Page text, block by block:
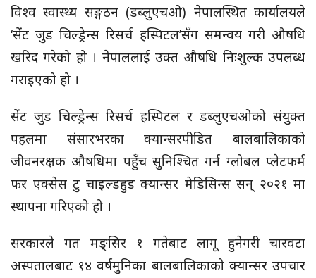
विश्व स्वास्थ्य सङ्गठन (डब्लुएचओ) नेपालस्थित कार्यालयले
‘सेंट जुड चिल्ड्रेन्स रिसर्च हस्पिटल’सँगसमन्वय गरी औषधि
खरिद गरेको हो । नेपाललाई उक्त औषधि निःशुल्क उपलब्ध
गराइएको हो ।
सेंट जुड चिल्ड्रेन्स रिसर्च हस्पिटल र डब्लुएचओको संयुक्त
पहलमा संसारभरका क्यान्सरपीडित बालबालिकाको
जीवनरक्षक औषधिमा पहुँच सुनिश्चित गर्न ग्लोबल प्लेटफर्म
फर एक्सेसटु चाइल्डहुड क्यान्सर मेडिसिन्ससन् २०२१ मा
स्थापना गरिएको हो ।
सरकारले गत मङ्सिर १ गतेबाट लागू हुनेगरीचारवटा
अस्पतालबाट १४ वर्षमुनिका बालबालिकाको क्यान्सर उपचार